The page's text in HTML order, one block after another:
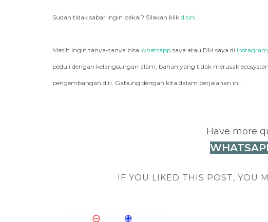
Sudah tidak sabar ingin pakai? Silakan klik disini.
Masih ingin tanya-tanya bisa whatsapp saya atau DM saya di instagram
peduli dengan kelangsungan alam, bahan yang tidak merusak
pengembangan diri. Gabung dengan kita dalam perjalanan ini.
Have more
IF YOU LIKED THIS POST, YOU